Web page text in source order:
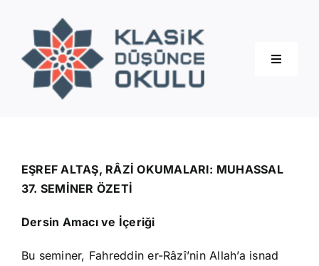
content
Toggle
Eğitimler
İletişim
EŞREF ALTAŞ, RÂZİ OKUMALARI: MUHASSAL
37. SEMİNER ÖZETİ
Dersin Amacı ve İçeriği
Bu seminer, Fahreddin er-Râzî’nin Allah’a isnad